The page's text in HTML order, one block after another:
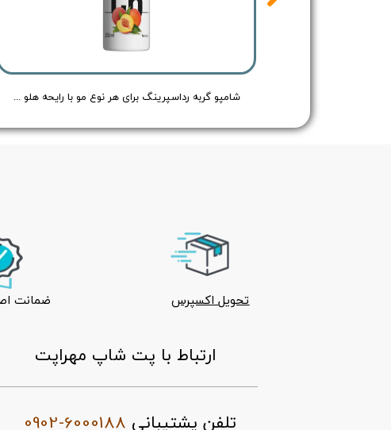
شامپو گربه رداسپرینگ برای هر نوع مو با رایحه هلو - Redspring Cat Shampoo Peach Flavour - حجم 250 میلی لیتر
0902-6000188
تحویل اکسپرس ضمانت
ارتباط با پت شاپ مهراپت